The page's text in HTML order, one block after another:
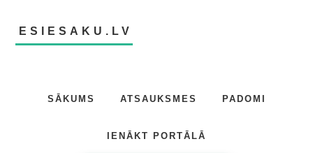
main
footerESIESAKU.LV
SĀKUMS ATSAUKSMES PADOMI
IENĀKT PORTĀLĀ